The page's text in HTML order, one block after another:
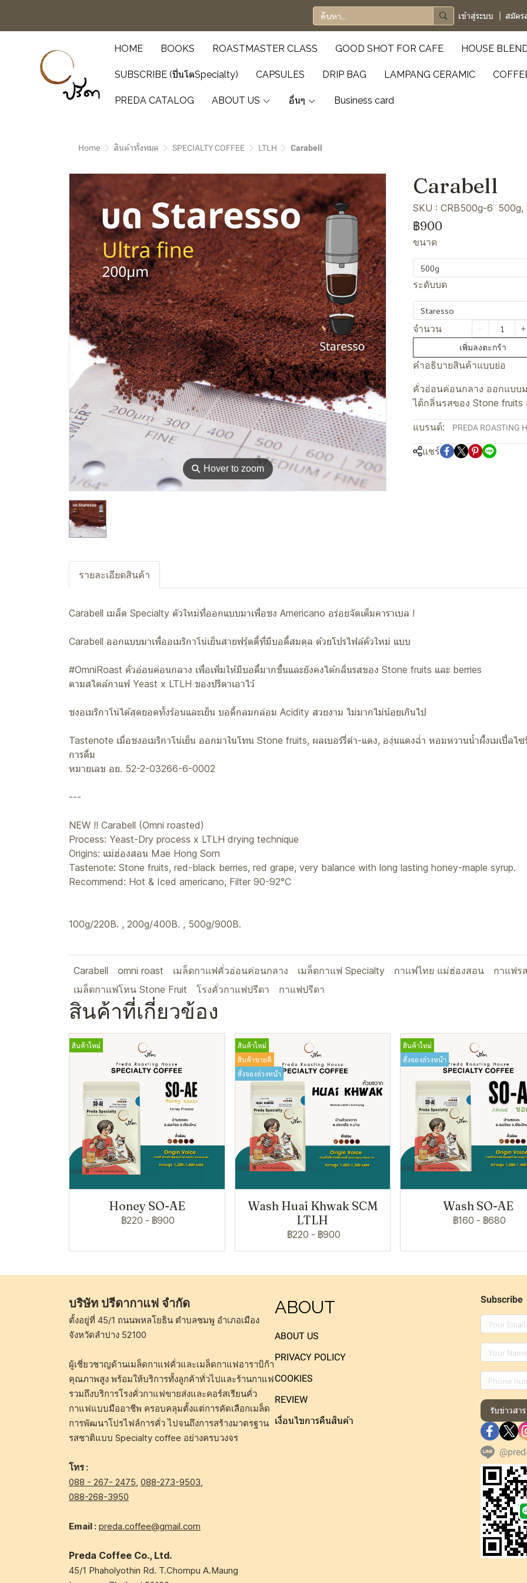
เข้าสู่ระบบ สมัคร
HOME BOOKS ROASTMASTER CLASS GOOD SHOT FOR CAFE HOUSE
SUBSCRIBE (ปิ่นโตSpecialty) CAPSULES DRIP BAG LAMPANG CERAMIC
PREDA CATALOG ABOUT US อื่นๆ Business card
Home สินค้าทั้งหมด SPECIALTY COFFEE LTLH Carabell
⚲ Hover to zoom
Carabell
SKU : CRB500g-6 500g,
฿900
ขนาด
500g
ระดับบด
Staresso
จำนวน
เพิ่มลงตะกร้า
คำอธิบายสินค้าแบบย่อ
คั่วอ่อนค่อนกลาง ออกแบบ
ได้กลิ่นรสของ Stone fruits
แบรนด์: PREDA ROASTING
แชร์
รายละเอียดสินค้า
Carabell เมล็ด Specialty ตัวใหม่ที่ออกแบบมาเพื่อชง Americano อร่อยจัดเต็มคาราเบล !
Carabell ออกแบบมาเพื่ออเมริกาโน่เย็นสายฟรุ้ตตี้ที่มีบอดี้สมดุล ด้วยโปรไฟล์คั่วใหม่ แบบ
#OmniRoast คั่วอ่อนค่อนกลาง เพื่อเพิ่มให้มีบอดี้มากขึ้นและยังคงได้กลิ่นรสของ Stone fruits และ berries
ตามสไตล์กาแฟ Yeast x LTLH ของปรีดาเอาไว้
ชงอเมริกาโน่ได้สุดยอดทั้งร้อนและเย็น บอดี้กลมกล่อม Acidity สวยงาม ไม่มากไม่น้อยเกินไป
Tastenote เมื่อชงอเมริกาโน่เย็น ออกมาในโทน Stone fruits, ผลเบอร์รี่ดำ-แดง, องุ่นแดงฉ่ำ หอมหวานน้ำผึ้งเมเปิ้
การดื่ม
หมายเลข อย. 52-2-03266-6-0002
---
NEW !! Carabell (Omni roasted)
Process: Yeast-Dry process x LTLH drying technique
Origins: แม่ฮ่องสอน Mae Hong Sorn
Tastenote: Stone fruits, red-black berries, red grape, very balance with long lasting honey-maple syrup.
Recommend: Hot & Iced americano, Filter 90-92°C
100g/220B. , 200g/400B. , 500g/900B.
Carabell omni roast เมล็ดกาแฟคั่วอ่อนค่อนกลาง เมล็ดกาแฟ Specialty กาแฟไทย แม่ฮ่องสอน กาแฟร
เมล็ดกาแฟโทน Stone Fruit
โรงคั่วกาแฟปรีดา กาแฟปรีดา
สินค้าที่เกี่ยวข้อง
สินค้าใหม่
Honey SO-AE
฿220 - ฿900
สินค้าใหม่
สินค้าขายดี
สั่งจองล่วงหน้า
Wash Huai Khwak SCM
LTLH
฿220 - ฿900
สินค้าใหม่
สั่งจองล่วงหน้า
Wash SO-AE
฿160 - ฿680
บริษัท ปรีดากาแฟ จำกัด
ตั้งอยู่ที่ 45/1 ถนนพหลโยธิน ตำบลชมพู อำเภอเมือง
จังหวัดลำปาง 52100
ผู้เชี่ยวชาญด้านเมล็ดกาแฟคั่วและเมล็ดกาแฟอาราบิก้า
คุณภาพสูง พร้อมให้บริการทั้งลูกค้าทั่วไปและร้านกาแฟ
รวมถึงบริการโรงคั่วกาแฟขายส่งและคอร์สเรียนคั่ว
กาแฟแบบมืออาชีพ ครอบคลุมตั้งแต่การคัดเลือกเมล็ด
การพัฒนาโปรไฟล์การคั่ว ไปจนถึงการสร้างมาตรฐาน
รสชาติแบบ Specialty coffee อย่างครบวงจร
โทร :
088 - 267- 2475 088-273-9503
088-268-3950
Email : preda.coffee@gmail.com
Preda Coffee Co., Ltd.
45/1 Phaholyothin Rd. T.Chompu A.Maung
ABOUT
ABOUT US
PRIVACY POLICY
COOKIES
REVIEW
เงื่อนไขการคืนสินค้า
Subscribe
รับข่าวสาร